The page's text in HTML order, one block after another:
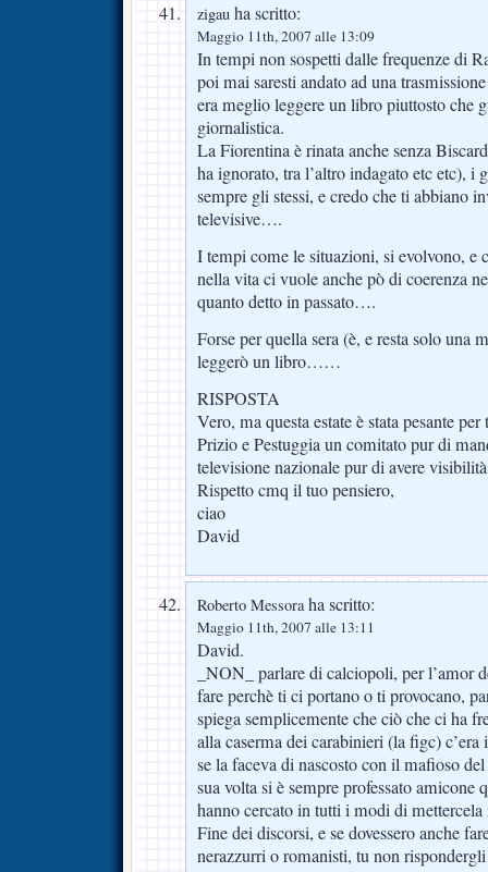
zigau ha scritto:
Maggio 11th, 2007 alle 13:09
In tempi non sospetti dalle frequenze di
poi mai saresti andato ad una
era meglio leggere un libro piuttosto che
giornalistica.
La Fiorentina è rinata anche senza
ha ignorato, tra l’altro indagato etc etc), i
sempre gli stessi, e credo che ti abbiano
televisive….
I tempi come le situazioni, si evolvono, e
nella vita ci vuole anche pò di coerenza
quanto detto in passato….
Forse per quella sera (è, e resta solo una
leggerò un libro……
RISPOSTA
Vero, ma questa estate è stata pesante
Prizio e Pestuggia un comitato pur di
televisione nazionale pur di avere
Rispetto cmq il tuo pensiero,
ciao
David
Roberto Messoraha scritto:
Maggio 11th, 2007 alle 13:11
David.
_NON_ parlare di calciopoli, per l’amor
fare perchè ti ci portano o ti provocano,
spiega semplicemente che ciò che ci ha
alla caserma dei carabinieri (la figc)
se la faceva di nascosto con il mafioso
sua volta si è sempre professato amicone
hanno cercato in tutti i modi di
Fine dei discorsi, e se dovessero anche
nerazzurri o romanisti, tu non